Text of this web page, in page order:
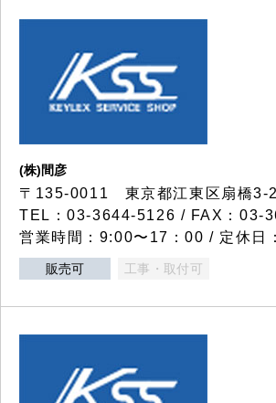
(株)間彦
〒135-0011 東京都江東区扇橋3-
TEL：03-3644-5126 / FAX：03-
営業時間：9:00〜17：00 / 定休日
販売可 工事・取付可